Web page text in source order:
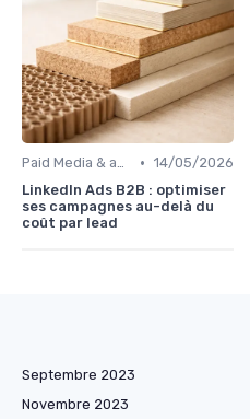
Paid Media & acquisition multicanale • 14/05/2026
LinkedIn Ads B2B : optimiser
ses campagnes au-delà du
coût par lead
Septembre 2023
Novembre 2023